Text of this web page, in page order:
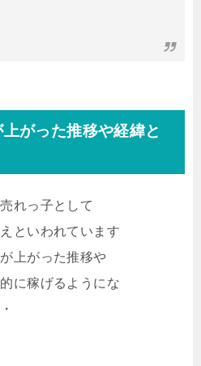
がった推移や経緯と
れっ子として
といわれています
上がった推移や
に稼げるようにな